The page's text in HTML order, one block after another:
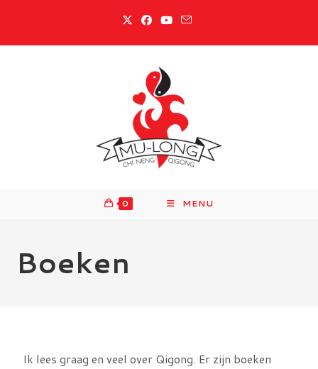
0 MENU
Boeken
Ik lees graag en veel over Qigong. Er zijn boeken